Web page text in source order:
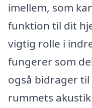
imellem, som
funktion til dit
vigtig rolle i
fungerer som
også bidrager
rummets